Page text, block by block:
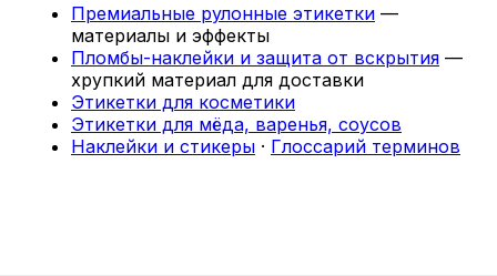
Премиальные рулонные этикетки —
материалы и эффекты
Пломбы-наклейки и защита от вскрытия —
хрупкий материал для доставки
Этикетки для косметики
Этикетки для мёда, варенья, соусов
Наклейки и стикеры · Глоссарий терминов